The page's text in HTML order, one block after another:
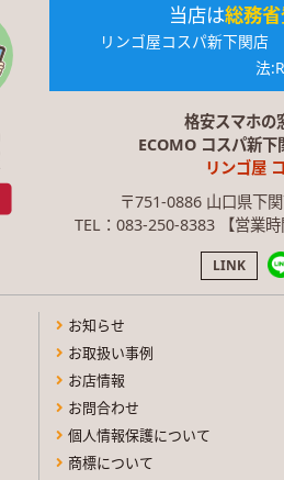
当店は総務
リンゴ屋コスパ新下関店
法
格安スマホの
ECOMO コスパ新
リンゴ屋
〒751-0886 山口県下
TEL：083-250-8383 【営業
LINK
お知らせ
お取扱い事例
お店情報
お問合わせ
個人情報保護について
商標について